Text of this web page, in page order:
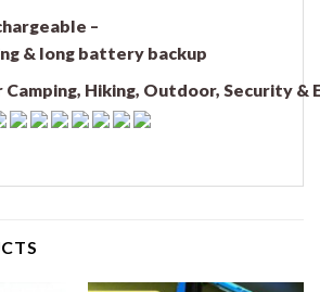
–
& long battery backup
Hiking, Outdoor, Security &